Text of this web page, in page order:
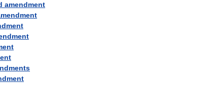
amendment